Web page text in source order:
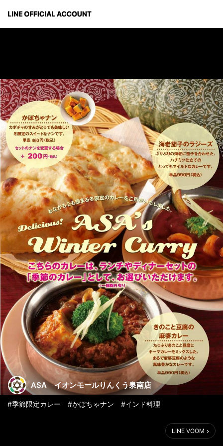
ASA イオンモールりんくう泉南店
#季節限定カレー #かぼちゃナン #インド料理
LINE VOOM